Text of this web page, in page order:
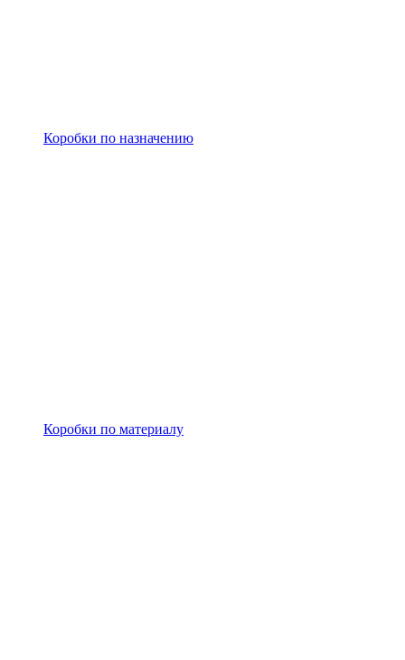
Коробки по назначению
Коробки по материалу